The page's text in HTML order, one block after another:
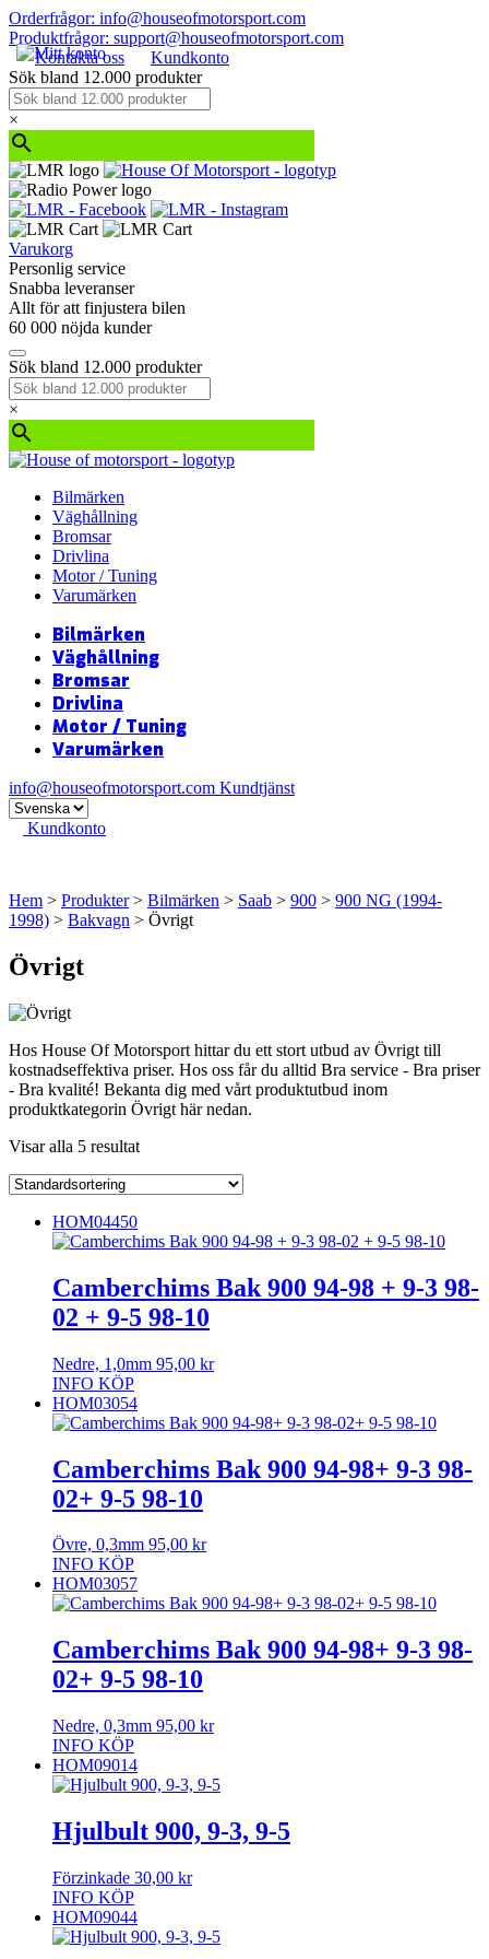
Orderfrågor: info@houseofmotorsport.com
Produktfrågor: support@houseofmotorsport.com
Kontakta oss
Kundkonto
Sök bland 12.000 produkter
×
Varukorg
Personlig service
Snabba leveranser
Allt för att finjustera bilen
60 000 nöjda kunder
Sök bland 12.000 produkter
×
Bilmärken
Väghållning
Bromsar
Drivlina
Motor / Tuning
Varumärken
Bilmärken
Väghållning
Bromsar
Drivlina
Motor / Tuning
Varumärken
info@houseofmotorsport.com Kundtjänst
Kundkonto
Hem > Produkter> Bilmärken > Saab > 900 > 900 NG (1994-
1998) > Bakvagn > Övrigt
Övrigt
Hos House Of Motorsport hittar du ett stort utbud av Övrigt till
kostnadseffektiva priser. Hos oss får du alltid Bra service - Bra priser
- Bra kvalité! Bekanta dig med vårt produktutbud inom
produktkategorin Övrigt här nedan.
Visar alla 5 resultat
HOM04450
Camberchims Bak 900 94-98 + 9-3 98-
02 + 9-5 98-10
Nedre, 1,0mm 95,00 kr
INFO KÖP
HOM03054
Camberchims Bak 900 94-98+ 9-3 98-
02+ 9-5 98-10
Övre, 0,3mm 95,00 kr
INFO KÖP
HOM03057
Camberchims Bak 900 94-98+ 9-3 98-
02+ 9-5 98-10
Nedre, 0,3mm 95,00 kr
INFO KÖP
HOM09014
Hjulbult 900, 9-3, 9-5
Förzinkade 30,00 kr
INFO KÖP
HOM09044